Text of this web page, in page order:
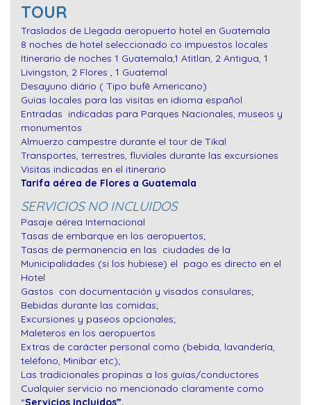
TOUR
Traslados de Llegada aeropuerto hotel en Guatemala
8 noches de hotel seleccionado co impuestos locales
Itinerario de noches 1 Guatemala,1 Atitlan, 2 Antigua, 1
Livingston, 2 Flores , 1 Guatemal
Desayuno diário ( Tipo bufê Americano)
Guias locales para las visitas en idioma español
Entradas indicadas para Parques Nacionales, museos y
monumentos
Almuerzo campestre durante el tour de Tikal
Transportes, terrestres, fluviales durante las excursiones
Visitas indicadas en el itinerario
Tarifa aérea de Flores a Guatemala
SERVICIOS NO INCLUIDOS
Pasaje aérea Internacional
Tasas de embarque en los aeropuertos;
Tasas de permanencia en las ciudades de la
Municipalidades (si los hubiese) el pago es directo en el
Hotel
Gastos con documentación y visados consulares;
Bebidas durante las comidas;
Excursiones y paseos opcionales;
Maleteros en los aeropuertos
Extras de carácter personal como (bebida, lavandería,
teléfono, Minibar etc);
Las tradicionales propinas a los guías/conductores
Cualquier servicio no mencionado claramente como
“Servicios Incluidos”.